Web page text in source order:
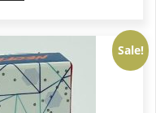
Sale!